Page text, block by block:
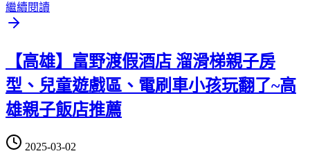
繼續閱讀
【高雄】富野渡假酒店 溜滑梯親子房
型、兒童遊戲區、電刷車小孩玩翻了~高
雄親子飯店推薦
2025-03-02